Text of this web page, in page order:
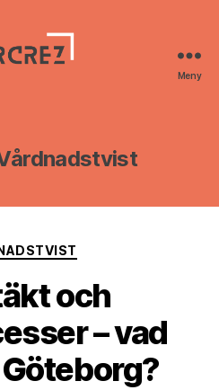
Meny
Kategorier
och
– vad